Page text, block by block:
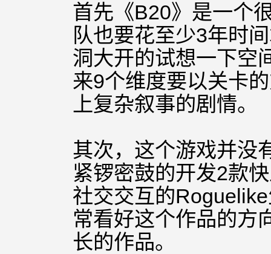
首先《B20》是一个
队也要花至少3年时
洞大开的试想一下空
来9个维度要以关卡
上复杂叙事的剧情。
其次，这个游戏并没
紧锣密鼓的开发2款
社交交互的Roguelike
常看好这个作品的方
长的作品。